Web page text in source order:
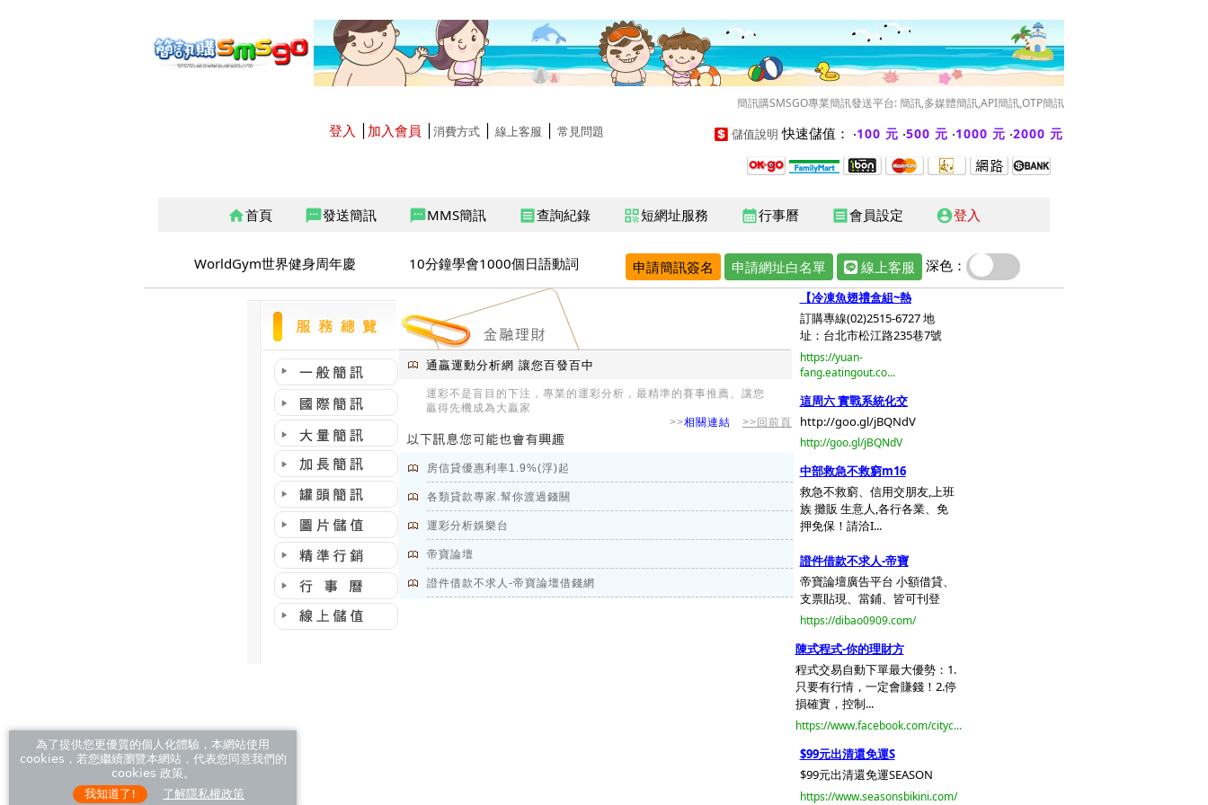
簡訊購SMSGO專業簡訊發送平台: 簡訊,多媒體簡訊,API簡訊,OTP簡訊
登入 加入會員 消費方式 線上客服 常見問題 儲值說明 快速儲值： ‧100 元 ‧500 元 ‧1000 元 ‧2000 元
home首頁 sms發送簡訊 smsMMS簡訊 receipt 查詢紀錄 qr_code短網址服務 calendar_month行事曆 receipt 會員設定 account_circle登入
WorldGym世界健身周年慶 10分鐘學會1000個日語動詞 申請簡訊簽名 申請網址白名單 線上客服 深色：
通贏運動分析網 讓您百發百中
運彩不是盲目的下注，專業的運彩分析，最精準的賽事推薦、讓您
贏得先機成為大贏家
>>相關連結 >>回前頁
房信貸優惠利率1.9%(浮)起
各類貸款專家.幫你渡過錢關
運彩分析娛樂台
帝寶論壇
證件借款不求人-帝寶論壇借錢網
【冷凍魚翅禮盒組~熱
訂購專線(02)2515-6727 地
址：台北市松江路235巷7號
https://yuan-
fang.eatingout.co...
這周六 實戰系統化交
http://goo.gl/jBQNdV
http://goo.gl/jBQNdV
中部救急不救窮m16
救急不救窮、信用交朋友,上班
族 攤販 生意人,各行各業、免
押免保！請洽I...
證件借款不求人-帝寶
帝寶論壇廣告平台 小額借貸、
支票貼現、當鋪、皆可刊登
https://dibao0909.com/
陳式程式-你的理財方
程式交易自動下單最大優勢：1.
只要有行情，一定會賺錢！2.停
損確實，控制...
https://www.facebook.com/cityc...
$99元出清還免運S
$99元出清還免運SEASON
https://www.seasonsbikini.com/
為了提供您更優質的個人化體驗，本網站使用
cookies，若您繼續瀏覽本網站，代表您同意我們的
cookies 政策。
我知道了!
了解隱私權政策